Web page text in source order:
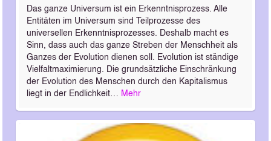
Das ganze Universum ist ein Erkenntnisprozess. Alle
Entitäten im Universum sind Teilprozesse des
universellen Erkenntnisprozesses. Deshalb macht es
Sinn, dass auch das ganze Streben der Menschheit als
Ganzes der Evolution dienen soll. Evolution ist ständige
Vielfaltmaximierung. Die grundsätzliche Einschränkung
der Evolution des Menschen durch den Kapitalismus
liegt in der Endlichkeit… Mehr